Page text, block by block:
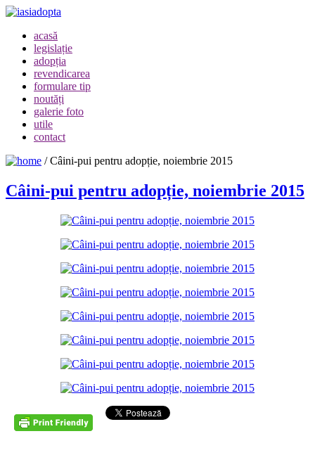
acasă
legislație
adopția
revendicarea
formulare tip
noutăți
galerie foto
utile
contact
/Câini-pui pentru adopție, noiembrie 2015
Câini-pui pentru adopție, noiembrie 2015